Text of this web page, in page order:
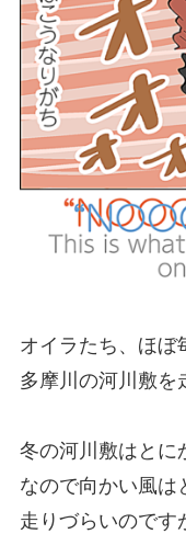
オイラたち、ほぼ
多摩川の河川敷を
冬の河川敷はとに
なので向かい風は
走りづらいので